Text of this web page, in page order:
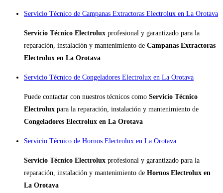
Servicio Técnico de Campanas Extractoras Electrolux en La Orotava
Servicio Técnico Electrolux profesional y garantizado para la
reparación, instalación y mantenimiento de Campanas Extractoras
Electrolux en La Orotava
Servicio Técnico de Congeladores Electrolux en La Orotava
Puede contactar con nuestros técnicos como Servicio Técnico
Electrolux para la reparación, instalación y mantenimiento de
Congeladores Electrolux en La Orotava
Servicio Técnico de Hornos Electrolux en La Orotava
Servicio Técnico Electrolux profesional y garantizado para la
reparación, instalación y mantenimiento de Hornos Electrolux en
La Orotava